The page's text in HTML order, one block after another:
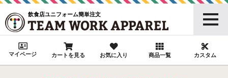
飲食店ユニフォーム簡単注文
マイページ カートを見る お気に入り 商品一覧 カスタム